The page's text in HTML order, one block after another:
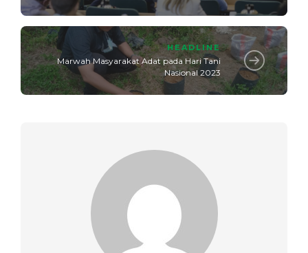
HEADLINE
Marwah Masyarakat Adat pada Hari Tani
Nasional 2023